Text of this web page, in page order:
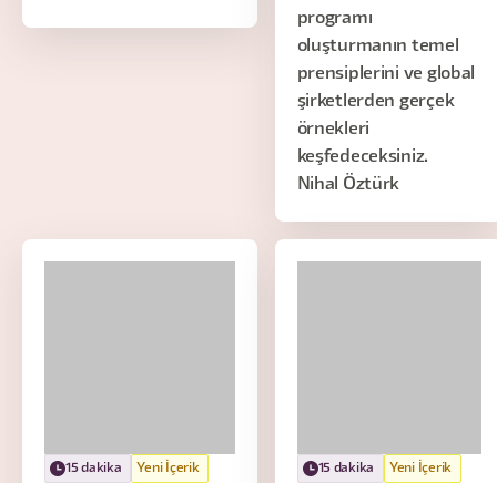
programı
oluşturmanın temel
prensiplerini ve global
şirketlerden gerçek
örnekleri
keşfedeceksiniz.
Nihal Öztürk
15 dakika Yeni İçerik 15 dakika Yeni İçerik